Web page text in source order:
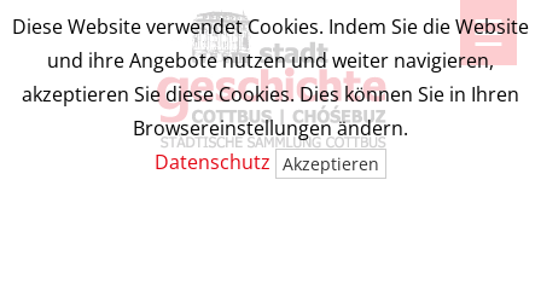
Diese Website verwendet Cookies. Indem Sie die Website
und ihre Angebote nutzen und weiter navigieren,
akzeptieren Sie diese Cookies. Dies können Sie in Ihren
Browsereinstellungen ändern.
Datenschutz Akzeptieren
☰